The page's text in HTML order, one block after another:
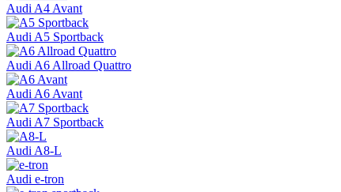
Audi A4 Avant
Audi A5 Sportback
Audi A6 Allroad Quattro
Audi A6 Avant
Audi A7 Sportback
Audi A8-L
Audi e-tron